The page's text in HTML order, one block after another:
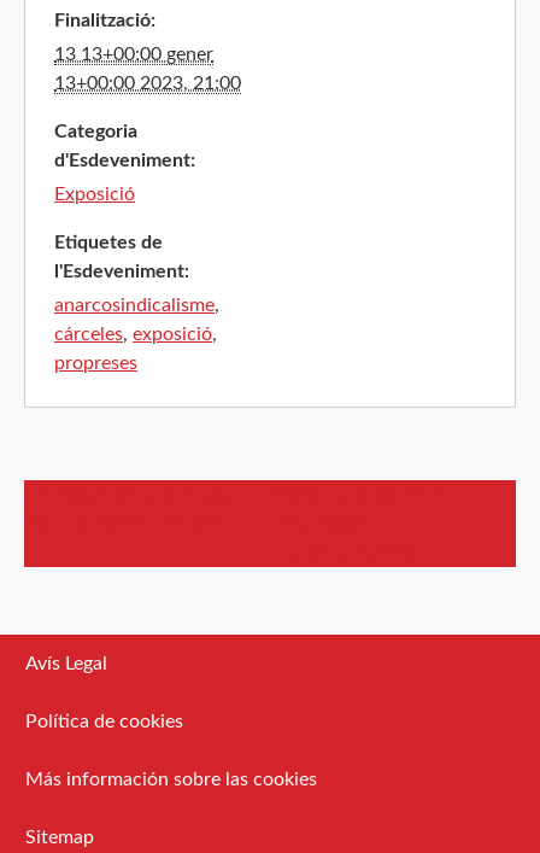
Finalització:
13 13+00:00 gener
13+00:00 2023, 21:00
Categoria
d'Esdeveniment:
Exposició
Etiquetes de
l'Esdeveniment:
anarcosindicalisme,
cárceles, exposició,
propreses
Avís Legal
Política de cookies
Más información sobre las cookies
Sitemap